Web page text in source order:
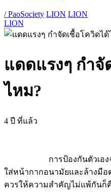
/ PaoSociety LION LION
LION
แดดแรงๆ กำจั
ไหม?
4 ปี ที่แล้ว
การป้องกันตัวเองจาก
ใส่หน้ากากอนามัยและล้างมือ
ควรให้ความสำคัญไม่แพ้กันก็